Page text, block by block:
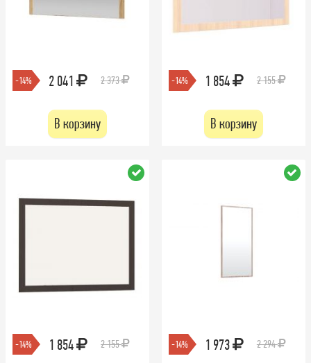
-14% 2 041 2 373
В корзину
-14% 1 854 2 155
В корзину
-14% 1 854 2 155 -14% 1 973 2 294